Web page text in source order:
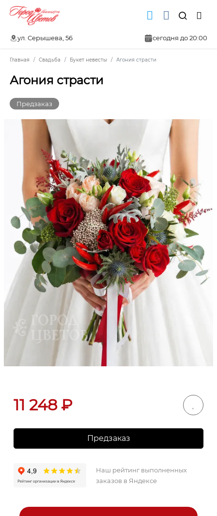
ул. Серышева, 56 сегодня до 20:00
Главная Свадьба Букет невесты Агония страсти
Агония страсти
Предзаказ
11 248₽
Предзаказ
Наш рейтинг выполненных
заказов в Яндексе